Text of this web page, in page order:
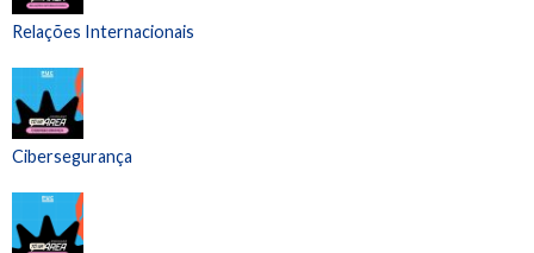
Relações Internacionais
Cibersegurança